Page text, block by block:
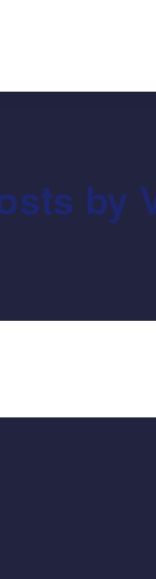
by